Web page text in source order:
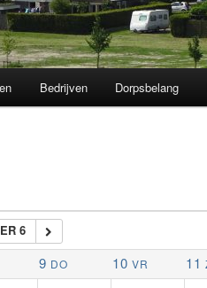
Bedrijven Dorpsbelang
6
9 DO 10 VR 11